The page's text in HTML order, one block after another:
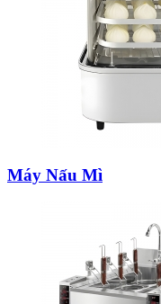
Máy Nấu Mì